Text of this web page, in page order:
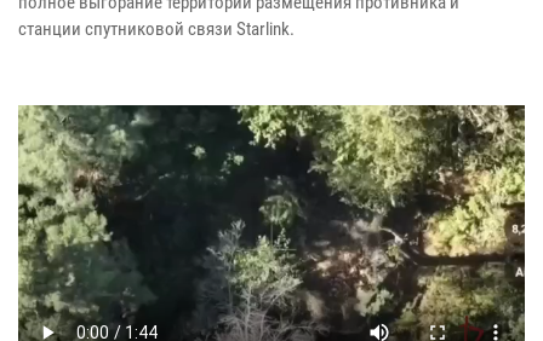
станции спутниковой связи Starlink.